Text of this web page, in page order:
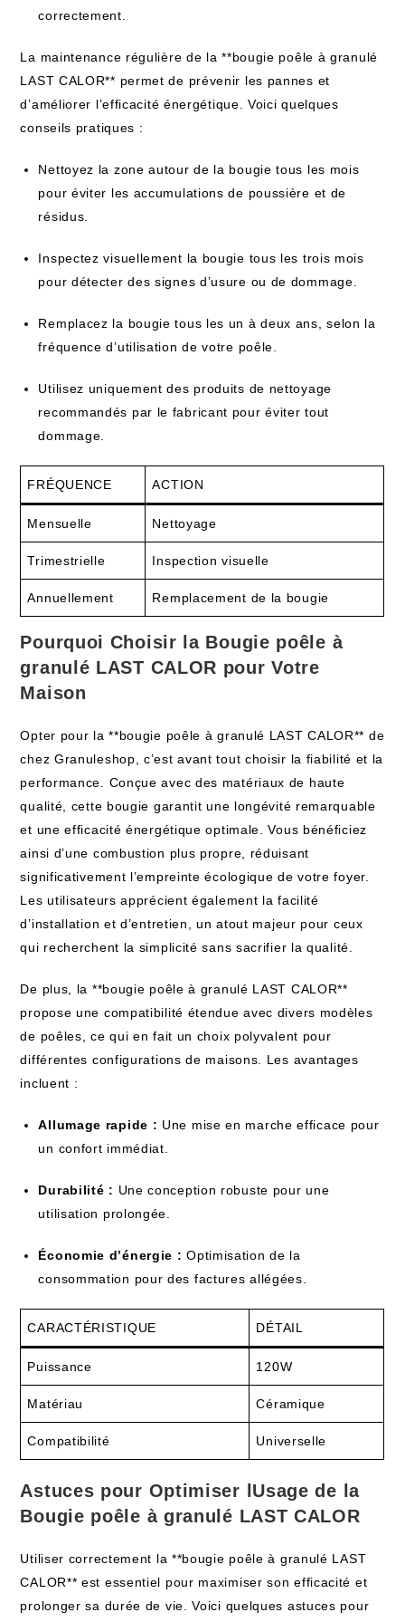
correctement.
La maintenance régulière de la **bougie poêle à granulé
LAST CALOR** permet de prévenir les pannes et
d’améliorer l’efficacité énergétique. Voici quelques
conseils pratiques :
Nettoyez la zone autour de la bougie tous les mois
pour éviter les accumulations de poussière et de
résidus.
Inspectez visuellement la bougie tous les trois mois
pour détecter des signes d’usure ou de dommage.
Remplacez la bougie tous les un à deux ans, selon la
fréquence d’utilisation de votre poêle.
Utilisez uniquement des produits de nettoyage
recommandés par le fabricant pour éviter tout
dommage.
FRÉQUENCE ACTION
Mensuelle Nettoyage
Trimestrielle Inspection visuelle
Annuellement Remplacement de la bougie
Pourquoi Choisir la Bougie poêle à
granulé LAST CALOR pour Votre
Maison
Opter pour la **bougie poêle à granulé LAST CALOR** de
chez Granuleshop, c’est avant tout choisir la fiabilité et la
performance. Conçue avec des matériaux de haute
qualité, cette bougie garantit une longévité remarquable
et une efficacité énergétique optimale. Vous bénéficiez
ainsi d’une combustion plus propre, réduisant
significativement l’empreinte écologique de votre foyer.
Les utilisateurs apprécient également la facilité
d’installation et d’entretien, un atout majeur pour ceux
qui recherchent la simplicité sans sacrifier la qualité.
De plus, la **bougie poêle à granulé LAST CALOR**
propose une compatibilité étendue avec divers modèles
de poêles, ce qui en fait un choix polyvalent pour
différentes configurations de maisons. Les avantages
incluent :
Allumage rapide : Une mise en marche efficace pour
un confort immédiat.
Durabilité : Une conception robuste pour une
utilisation prolongée.
Économie d’énergie : Optimisation de la
consommation pour des factures allégées.
CARACTÉRISTIQUE DÉTAIL
Puissance 120W
Matériau Céramique
Compatibilité Universelle
Astuces pour Optimiser lUsage de la
Bougie poêle à granulé LAST CALOR
Utiliser correctement la **bougie poêle à granulé LAST
CALOR** est essentiel pour maximiser son efficacité et
prolonger sa durée de vie. Voici quelques astuces pour